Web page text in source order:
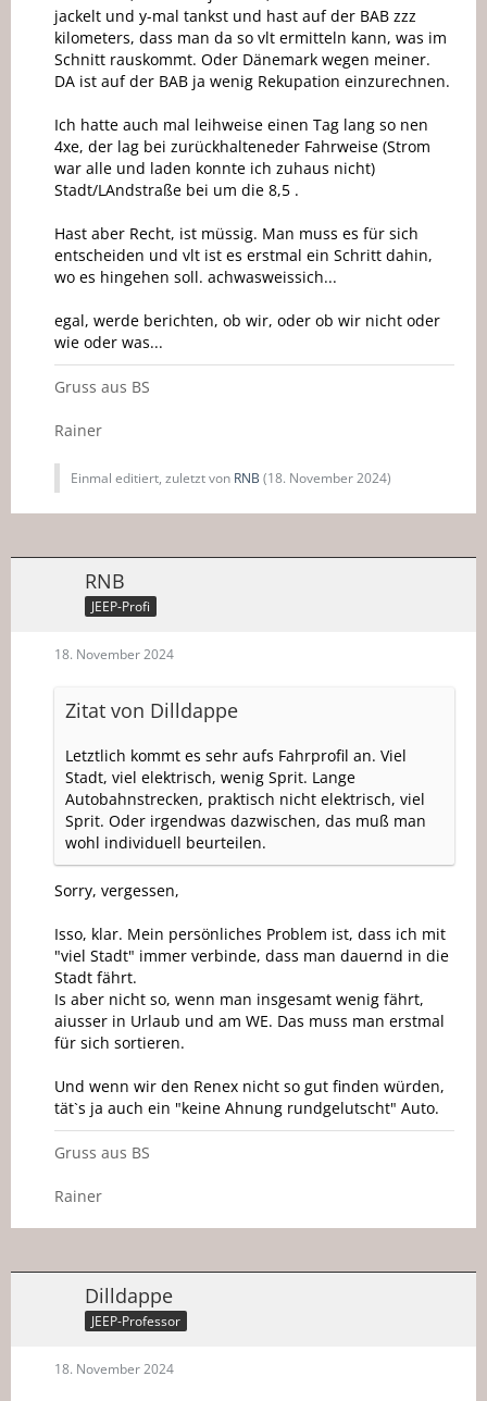
jackelt und y-mal tankst und hast auf der BAB zzz
kilometers, dass man da so vlt ermitteln kann, was im
Schnitt rauskommt. Oder Dänemark wegen meiner.
DA ist auf der BAB ja wenig Rekupation einzurechnen.
Ich hatte auch mal leihweise einen Tag lang so nen
4xe, der lag bei zurückhalteneder Fahrweise (Strom
war alle und laden konnte ich zuhaus nicht)
Stadt/LAndstraße bei um die 8,5 .
Hast aber Recht, ist müssig. Man muss es für sich
entscheiden und vlt ist es erstmal ein Schritt dahin,
wo es hingehen soll. achwasweissich...
egal, werde berichten, ob wir, oder ob wir nicht oder
wie oder was...
Gruss aus BS
Rainer
Einmal editiert, zuletzt von RNB (18. November 2024)
RNB
JEEP-Profi
18. November 2024
Zitat von Dilldappe
Letztlich kommt es sehr aufs Fahrprofil an. Viel
Stadt, viel elektrisch, wenig Sprit. Lange
Autobahnstrecken, praktisch nicht elektrisch, viel
Sprit. Oder irgendwas dazwischen, das muß man
wohl individuell beurteilen.
Sorry, vergessen,
Isso, klar. Mein persönliches Problem ist, dass ich mit
"viel Stadt" immer verbinde, dass man dauernd in die
Stadt fährt.
Is aber nicht so, wenn man insgesamt wenig fährt,
aiusser in Urlaub und am WE. Das muss man erstmal
für sich sortieren.
Und wenn wir den Renex nicht so gut finden würden,
tät`s ja auch ein "keine Ahnung rundgelutscht" Auto.
Gruss aus BS
Rainer
Dilldappe
JEEP-Professor
18. November 2024